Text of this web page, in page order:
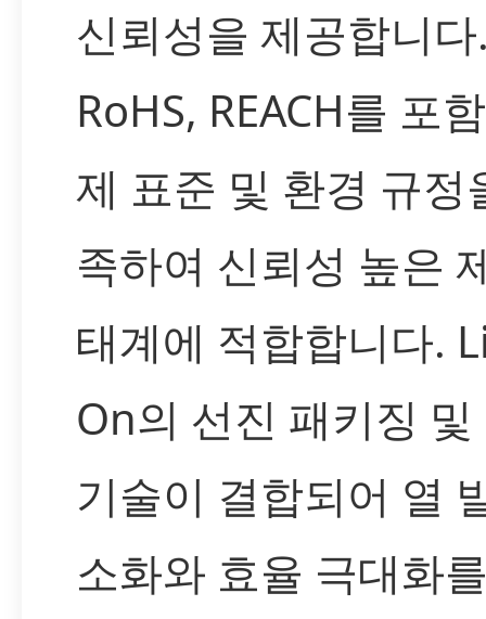
신뢰성을 제공합니
RoHS, REACH를 포
제 표준 및 환경 규정
족하여 신뢰성 높은
태계에 적합합니다.
On의 선진 패키징 및
기술이 결합되어 열
소화와 효율 극대화